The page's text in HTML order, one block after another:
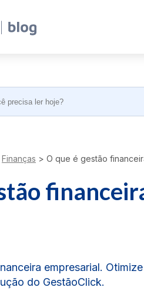
Finanças > O que é gestão
empresarial.
do GestãoClick.